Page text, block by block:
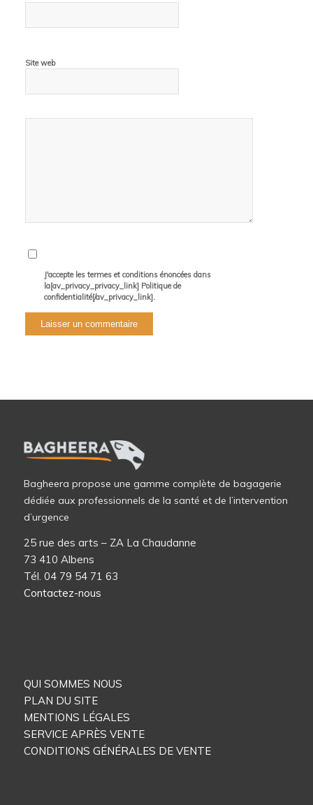
Site web
J'accepte les termes et conditions énoncées dans
la[av_privacy_privacy_link] Politique de
confidentialité[/av_privacy_link].
Bagheera propose une gamme complète de bagagerie
dédiée aux professionnels de la santé et de l’intervention
d’urgence
25 rue des arts – ZA La Chaudanne
73 410 Albens
Tél. 04 79 54 71 63
Contactez-nous
QUI SOMMES NOUS
PLAN DU SITE
MENTIONS LÉGALES
SERVICE APRÈS VENTE
CONDITIONS GÉNÉRALES DE VENTE